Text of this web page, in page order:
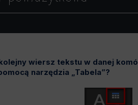
wiersz tekstu w danej
narzędzia „Tabela”?